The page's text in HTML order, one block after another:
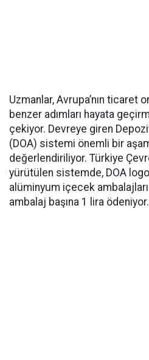
Uzmanlar, Avrupa’nın ticaret
benzer adımları hayata
çekiyor. Devreye giren
(DOA) sistemi önemli bir
değerlendiriliyor. Türkiye
yürütülen sistemde, DOA
alüminyum içecek
ambalaj başına 1 lira ödeniyor.